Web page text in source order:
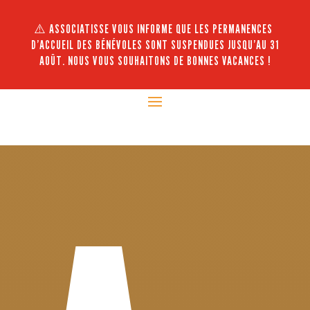
⚠️ ASSOCIATISSE VOUS INFORME QUE LES PERMANENCES
D’ACCUEIL DES BÉNÉVOLES SONT SUSPENDUES JUSQU’AU 31
AOÛT. NOUS VOUS SOUHAITONS DE BONNES VACANCES !